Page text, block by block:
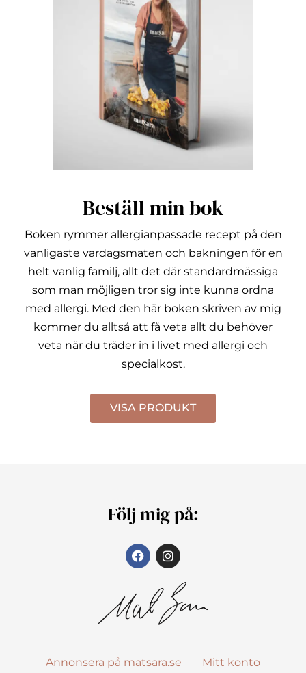
Beställ min bok
Boken rymmer allergianpassade recept på den
vanligaste vardagsmaten och bakningen för en
helt vanlig familj, allt det där standardmässiga
som man möjligen tror sig inte kunna ordna
med allergi. Med den här boken skriven av mig
kommer du alltså att få veta allt du behöver
veta när du träder in i livet med allergi och
specialkost.
VISA PRODUKT
Följ mig på:
Annonsera på matsara.se Mitt konto